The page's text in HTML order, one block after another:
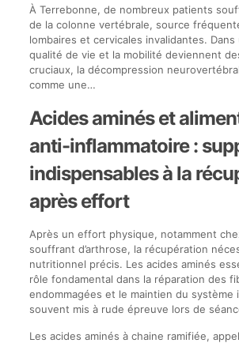
À Terrebonne, de nombreux patients
de la colonne vertébrale, source
lombaires et cervicales invalidantes.
qualité de vie et la mobilité deviennent
cruciaux, la décompression
comme une…
Acides aminés et
anti-inflammatoire :
indispensables à la
après effort
Après un effort physique, notamment
souffrant d’arthrose, la récupération
nutritionnel précis. Les acides aminés
rôle fondamental dans la réparation des
endommagées et le maintien du système
souvent mis à rude épreuve lors de
Les acides aminés à chaine ramifiée,